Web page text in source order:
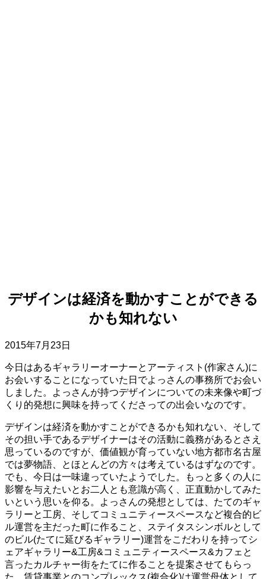
デザインは経済を動かすことができる
かも知れない
2015年7月23日
今日はあるギャラリーオーナーとアーティスト(作家さん)に
お会いすることになっていた日でよっさんの事務所でお会い
しました。よっさんが持つデザインについての未来像や町づ
くり的発想に興味を持ってくださっての出会いなのです。
デザインは経済を動かすことができるかも知れない、そして
その担い手であるデザイナーはその活動に義務があるとさえ
思っているのですが、価値観が育っていない地方都市名古屋
では夢物語、とほとんどの方々は考えているはずなのです。
でも、今日は一味違っていたようでした。もっと多くの人に
影響を与えたいとお二人とも意識が高く、正直動かしてみた
いという思いを仰る。よっさんの発想としては、たてのギャ
ラリーと工房、そしてコミュニティースペースなど複合的ビ
ル運営を主だった町に作ること、ステイタスシンボルとして
のビル(たてに延びるギャラリー)運営をこだわりを持ってシ
ェアギャラリー&工房&コミュニティースペース&カフェと
言ったカルチャー街をたてに作ることを提案させてもらっ
た。賃貸事業とのコンプレックス(複合化)は運営母体として